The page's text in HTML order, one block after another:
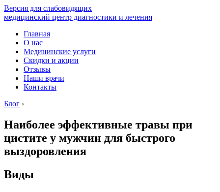
Версия для слабовидящих
медицинский центр диагностики и лечения
Главная
О нас
Медицинские услуги
Скидки и акции
Отзывы
Наши врачи
Контакты
Блог ›
Наиболее эффективные травы при
цистите у мужчин для быстрого
выздоровления
Виды